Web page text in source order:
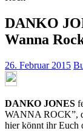
DANKO
Wanna
26. Februar 2015
DANKO JONES
WANNA ROCK”,
hier könnt ihr Euch